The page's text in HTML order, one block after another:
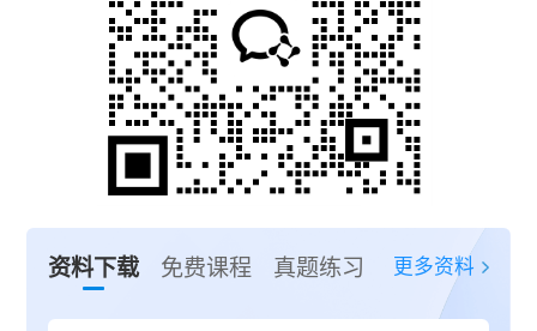
资料下载 免费课程 真题练习 更多资料